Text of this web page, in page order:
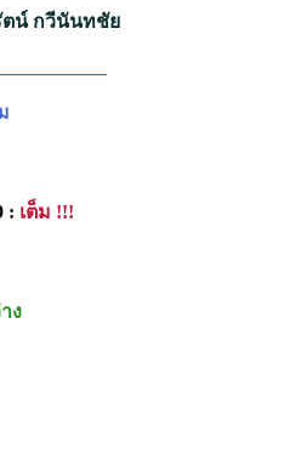
ตน์ กวีนันทชัย
: เต็ม !!!
ง